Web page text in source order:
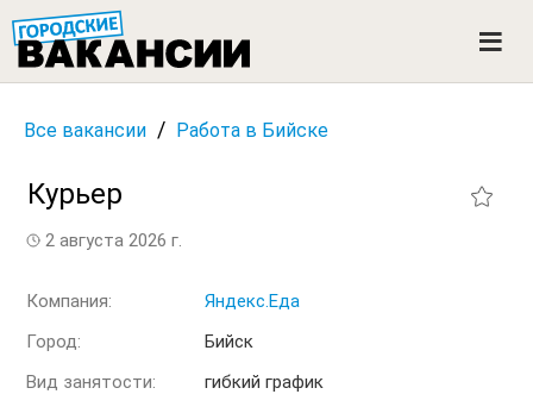
n
Все вакансии / Работа в Бийске
Курьер
2 августа 2026 г.
Компания:
Яндекс.Еда
Город:
Бийск
Вид занятости:
гибкий график